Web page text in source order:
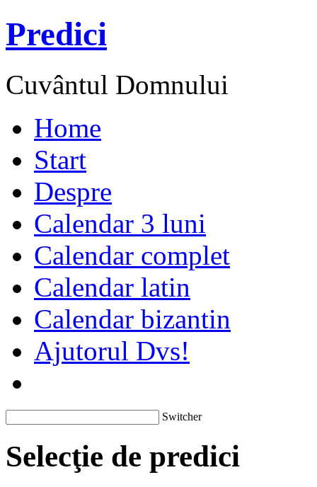
Predici
Cuvântul Domnului
Home
Start
Despre
Calendar 3 luni
Calendar complet
Calendar latin
Calendar bizantin
Ajutorul Dvs!
Switcher
Selecţie de predici